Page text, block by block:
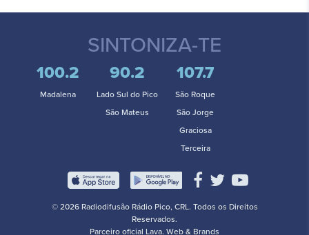
SINTONIZA-TE
100.2
Madalena
90.2
Lado Sul do Pico
São Mateus
107.7
São Roque
São Jorge
Graciosa
Terceira
© 2026 Radiodifusão Rádio Pico, CRL. Todos os Direitos
Reservados.
Parceiro oficial Lava. Web & Brands